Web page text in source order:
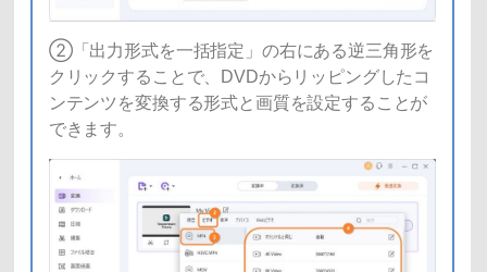
②「出力形式を一括指定」の右にある逆三角形を
クリックすることで、DVDからリッピングしたコ
ンテンツを変換する形式と画質を設定することが
できます。